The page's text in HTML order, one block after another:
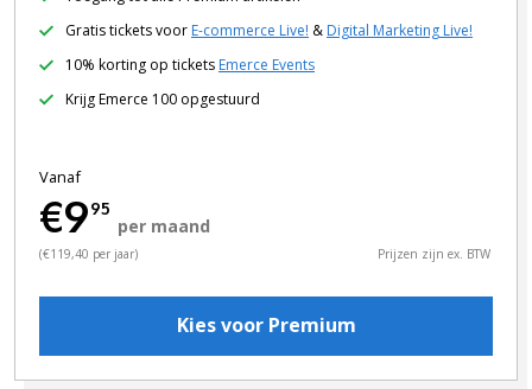
Gratis tickets voor E-commerce Live! & Digital Marketing Live!
10% korting op tickets Emerce Events
Krijg Emerce 100 opgestuurd
Vanaf
€995
per maand
(€119,40 per jaar) Prijzen zijn ex. BTW
Kies voor Premium